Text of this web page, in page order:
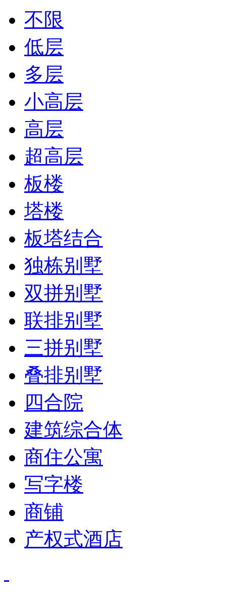
不限
低层
多层
小高层
高层
超高层
板楼
塔楼
板塔结合
独栋别墅
双拼别墅
联排别墅
三拼别墅
叠排别墅
四合院
建筑综合体
商住公寓
写字楼
商铺
产权式酒店